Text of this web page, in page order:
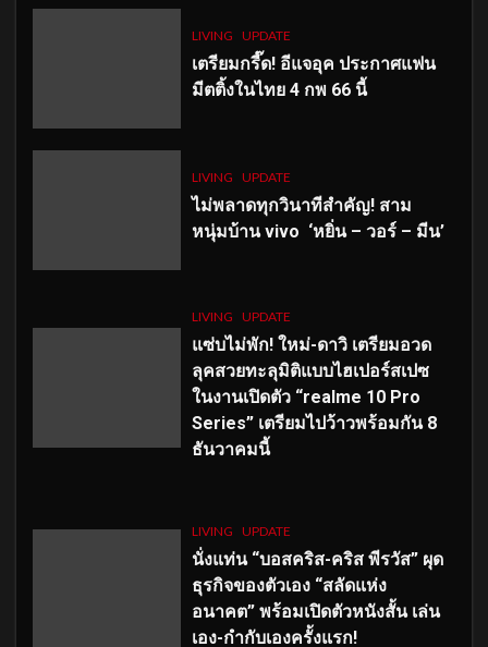
LIVING UPDATE
เตรียมกรี๊ด! อีแจอุค ประกาศแฟน
มีตติ้งในไทย 4 กพ 66 นี้
LIVING UPDATE
ไม่พลาดทุกวินาทีสำคัญ! สาม
หนุ่มบ้าน vivo ‘หยิ่น – วอร์ – มีน’
LIVING UPDATE
แซ่บไม่พัก! ใหม่-ดาวิ เตรียมอวด
ลุคสวยทะลุมิติแบบไฮเปอร์สเปซ
ในงานเปิดตัว “realme 10 Pro
Series” เตรียมไปว้าวพร้อมกัน 8
ธันวาคมนี้
LIVING UPDATE
นั่งแท่น “บอสคริส-คริส พีรวัส” ผุด
ธุรกิจของตัวเอง “สลัดแห่ง
อนาคต” พร้อมเปิดตัวหนังสั้น เล่น
เอง-กำกับเองครั้งแรก!